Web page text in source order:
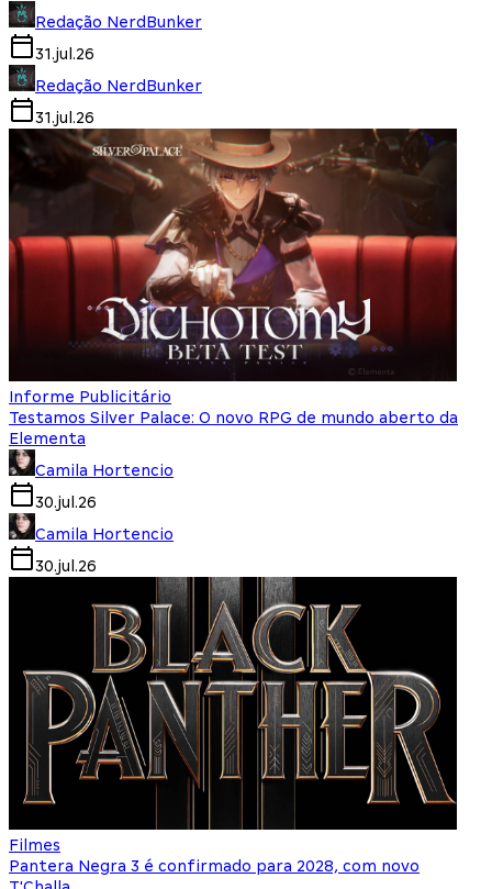
Redação NerdBunker
31.jul.26
Redação NerdBunker
31.jul.26
Informe Publicitário
Testamos Silver Palace: O novo RPG de mundo aberto da
Elementa
Camila Hortencio
30.jul.26
Camila Hortencio
30.jul.26
Filmes
Pantera Negra 3 é confirmado para 2028, com novo